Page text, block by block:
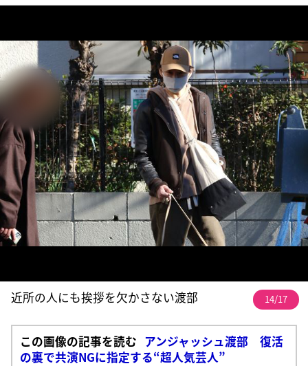
近所の人にも挨拶を欠かさない渡部 14/17
この画像の記事を読む アンジャッシュ渡部 復活
の裏で共演NGに指定する“超人気芸人”